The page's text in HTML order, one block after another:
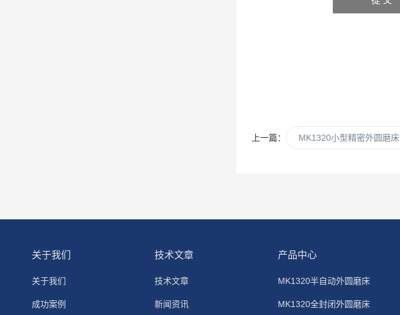
上一篇： MK1320小型精密外圆磨床
关于我们
关于我们
成功案例
技术文章
技术文章
新闻资讯
产品中心
MK1320半自动外圆磨床
MK1320全封闭外圆磨床